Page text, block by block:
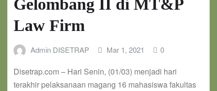
Gelombang II di MT&P
Law Firm
Admin DISETRAP Mar 1, 2021 0
Disetrap.com – Hari Senin, (01/03) menjadi hari
terakhir pelaksanaan magang 16 mahasiswa fakultas